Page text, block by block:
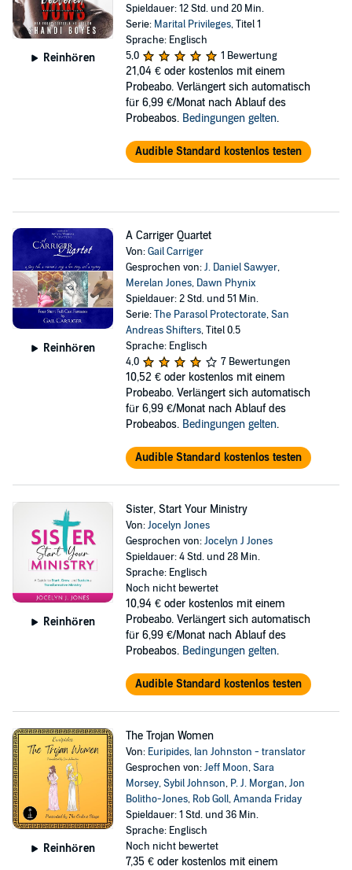
Reinhören
Spieldauer: 12 Std. und 20 Min.
Serie: Marital Privileges, Titel 1
Sprache: Englisch
5,0
1 Bewertung
21,04 € oder kostenlos mit einem
Probeabo. Verlängert sich automatisch
für 6,99 €/Monat nach Ablauf des
Probeabos. Bedingungen gelten.
Audible Standard kostenlos testen
Reinhören
A Carriger Quartet
Von:Gail Carriger
Gesprochen von:J. Daniel Sawyer,
Merelan Jones, Dawn Phynix
Spieldauer: 2 Std. und 51 Min.
Serie:The Parasol Protectorate,San
Andreas Shifters, Titel 0.5
Sprache: Englisch
4,0
7 Bewertungen
10,52 € oder kostenlos mit einem
Probeabo. Verlängert sich automatisch
für 6,99 €/Monat nach Ablauf des
Probeabos. Bedingungen gelten.
Audible Standard kostenlos testen
Reinhören
Sister, Start Your Ministry
Von:Jocelyn Jones
Gesprochen von:Jocelyn J Jones
Spieldauer: 4 Std. und 28 Min.
Sprache: Englisch
Noch nicht bewertet
10,94 € oder kostenlos mit einem
Probeabo. Verlängert sich automatisch
für 6,99 €/Monat nach Ablauf des
Probeabos. Bedingungen gelten.
Audible Standard kostenlos testen
Reinhören
The Trojan Women
Von: Euripides, Ian Johnston - translator
Gesprochen von:Jeff Moon,Sara
Morsey,Sybil Johnson, P. J. Morgan,Jon
Bolitho-Jones, Rob Goll,Amanda Friday
Spieldauer: 1 Std. und 36 Min.
Sprache: Englisch
Noch nicht bewertet
7,35 € oder kostenlos mit einem